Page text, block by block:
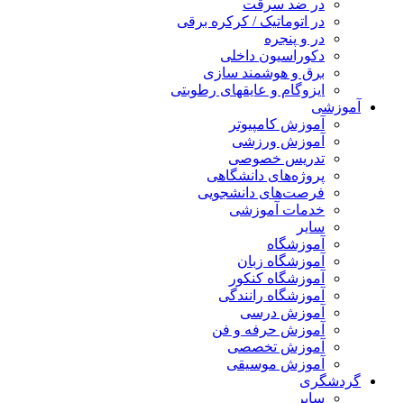
در ضد سرقت
در اتوماتیک / کرکره برقی
در و پنجره
دکوراسیون داخلی
برق و هوشمند سازی
ایزوگام و عایقهای رطوبتی
آموزشی
آموزش کامپیوتر
آموزش ورزشی
تدریس خصوصی
پروژه‌های دانشگاهی
فرصت‌های دانشجویی
خدمات آموزشی
سایر
آموزشگاه
آموزشگاه زبان
آموزشگاه کنکور
آموزشگاه رانندگی
آموزش درسی
آموزش حرفه و فن
آموزش تخصصی
آموزش موسیقی
گردشگری
سایر